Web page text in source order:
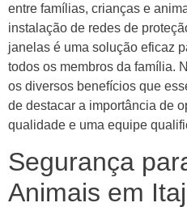
entre famílias, crianças e
instalação de redes de
janelas é uma solução eficaz
todos os membros da família.
os diversos benefícios que
de destacar a importância de
qualidade e uma equipe
Segurança
Animais em